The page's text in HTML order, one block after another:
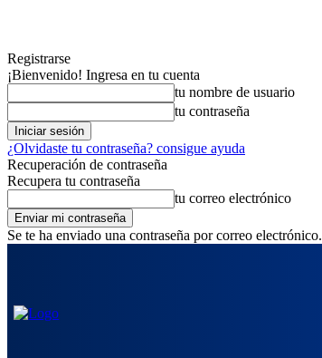
Registrarse
¡Bienvenido! Ingresa en tu cuenta
tu nombre de usuario
tu contraseña
¿Olvidaste tu contraseña? consigue ayuda
Recuperación de contraseña
Recupera tu contraseña
tu correo electrónico
Se te ha enviado una contraseña por correo electrónico.